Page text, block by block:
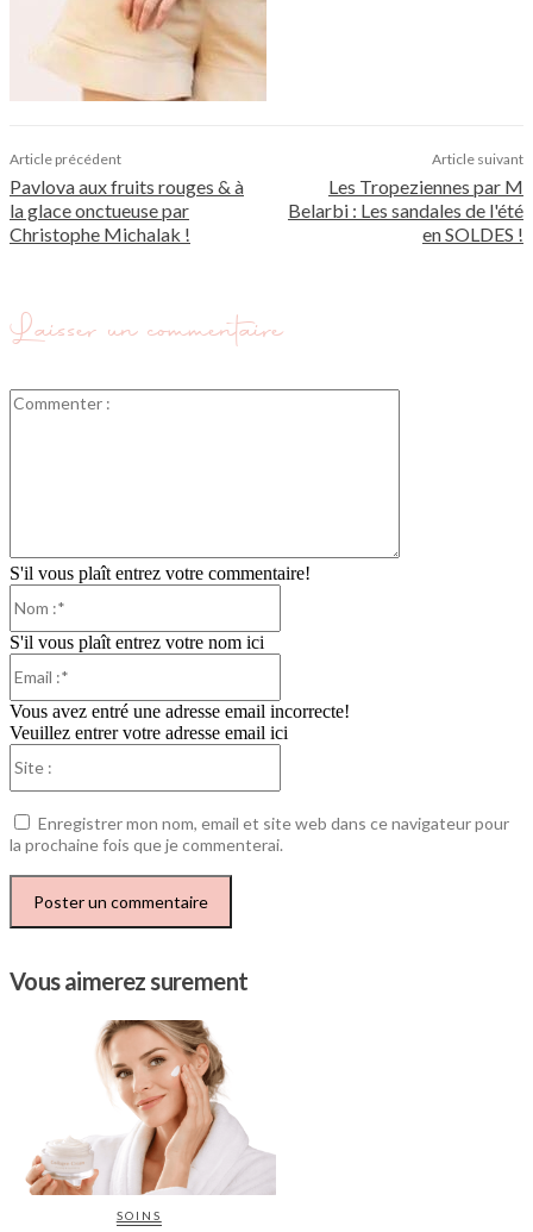
Article précédent
Pavlova aux fruits rouges & à
la glace onctueuse par
Christophe Michalak !
Article suivant
Les Tropeziennes par M
Belarbi : Les sandales de l'été
en SOLDES !
Laisser un commentaire
S'il vous plaît entrez votre commentaire!
S'il vous plaît entrez votre nom ici
Vous avez entré une adresse email incorrecte!
Veuillez entrer votre adresse email ici
Enregistrer mon nom, email et site web dans ce navigateur pour
la prochaine fois que je commenterai.
Vous aimerez surement
SOINS